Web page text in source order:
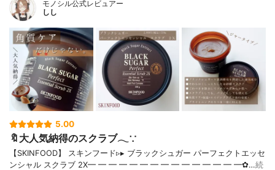
モノシル公式レビュアー
しし
5.00
🔖大人気納得のスクラブ𓂃∵
【SKINFOOD】 スキンフード▹▸ ブラックシュガー パーフェクトエッセ
ンシャル スクラブ 2X━ ━ ━ ━ ━ ━ ━ ━ ━ ━ ━ ━ ━ ━ ━✿…続